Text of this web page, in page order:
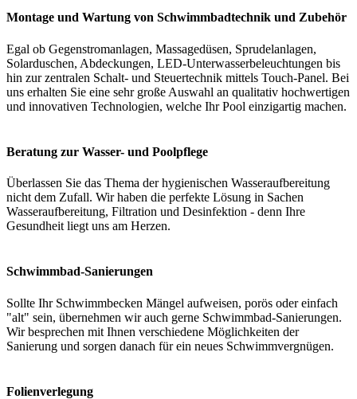
Montage und Wartung von Schwimmbadtechnik und Zubehör
Egal ob Gegenstromanlagen, Massagedüsen, Sprudelanlagen,
Solarduschen, Abdeckungen, LED-Unterwasserbeleuchtungen bis
hin zur zentralen Schalt- und Steuertechnik mittels Touch-Panel. Bei
uns erhalten Sie eine sehr große Auswahl an qualitativ hochwertigen
und innovativen Technologien, welche Ihr Pool einzigartig machen.
Beratung zur Wasser- und Poolpflege
Überlassen Sie das Thema der hygienischen Wasseraufbereitung
nicht dem Zufall. Wir haben die perfekte Lösung in Sachen
Wasseraufbereitung, Filtration und Desinfektion - denn Ihre
Gesundheit liegt uns am Herzen.
Schwimmbad-Sanierungen
Sollte Ihr Schwimmbecken Mängel aufweisen, porös oder einfach
"alt" sein, übernehmen wir auch gerne Schwimmbad-Sanierungen.
Wir besprechen mit Ihnen verschiedene Möglichkeiten der
Sanierung und sorgen danach für ein neues Schwimmvergnügen.
Folienverlegung